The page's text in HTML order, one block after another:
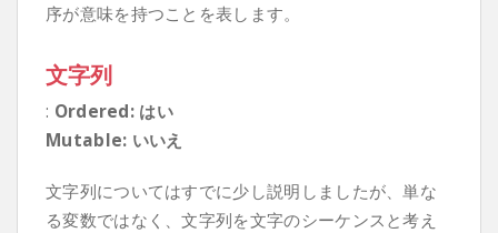
序が意味を持つことを表します。
文字列
: Ordered: はい
Mutable: いいえ
文字列についてはすでに少し説明しましたが、単な
る変数ではなく、文字列を文字のシーケンスと考え